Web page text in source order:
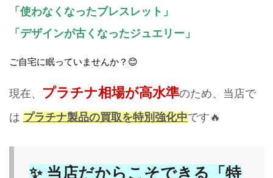
「使わなくなったブレスレット」
「デザインが古くなったジュエリー」
ご自宅に眠っていませんか？😊
現在、 プラチナ相場が高水準のため、当店で
は プラチナ製品の買取を特別強化中です🔥
✨ 当店だからこそできる「特